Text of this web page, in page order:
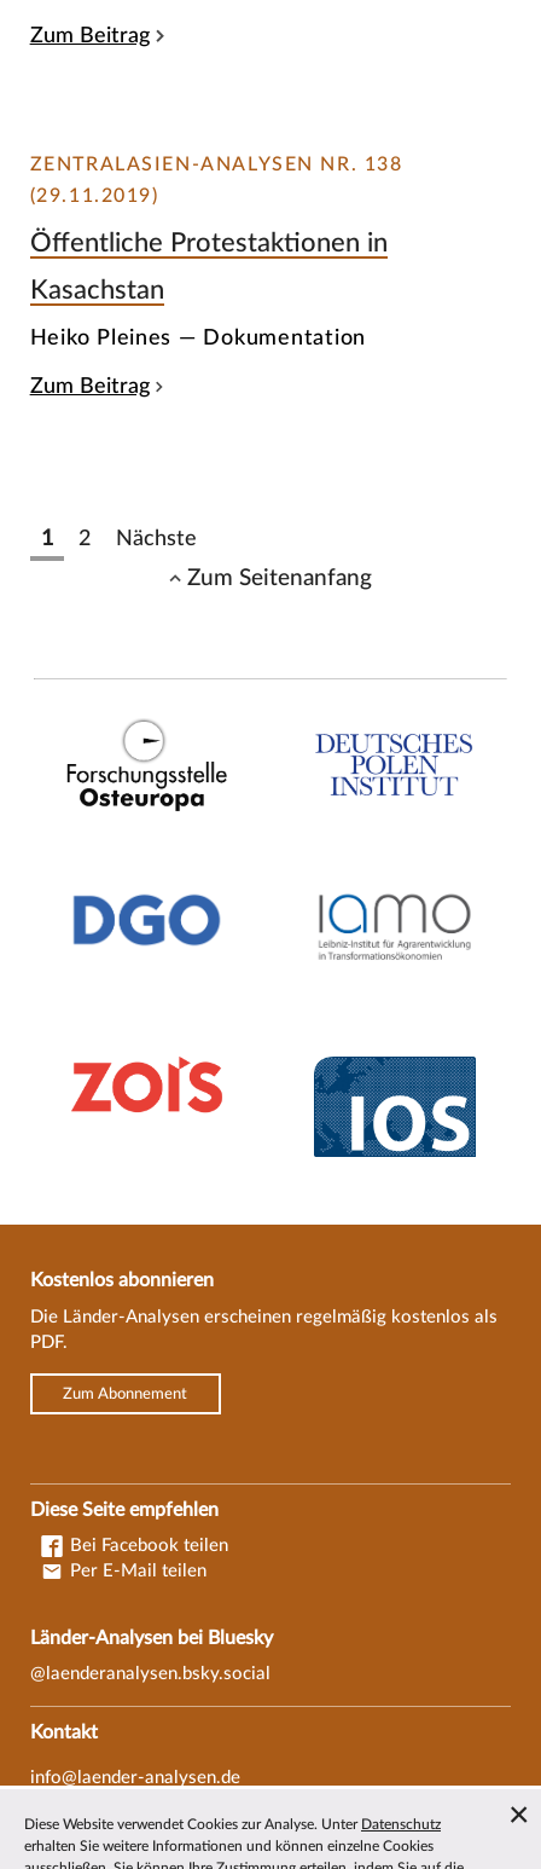
Zum Beitrag
ZENTRALASIEN-ANALYSEN NR. 138
(29.11.2019)
Öffentliche Protestaktionen in
Kasachstan
Heiko Pleines — Dokumentation
Zum Beitrag
1 2 Nächste
Zum Seitenanfang
Kostenlos abonnieren
Die Länder-Analysen erscheinen regelmäßig kostenlos als
PDF.
Zum Abonnement
Diese Seite empfehlen
Bei Facebook teilen
Per E-Mail teilen
Länder-Analysen bei Bluesky
@laenderanalysen.bsky.social
Kontakt
info@laender-analysen.de
Fax: 0421/218-69607
Diese Website verwendet Cookies zur Analyse. Unter Datenschutz
erhalten Sie weitere Informationen und können einzelne Cookies